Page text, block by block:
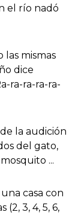
el río nadó
mismas
dice
ra-ra-ra-ra-
la audición
del gato,
...
casa con
3, 4, 5, 6,